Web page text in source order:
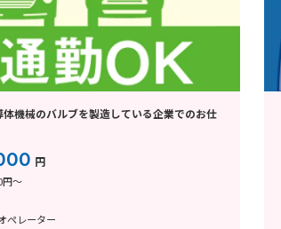
体機械のバルブを製造している企業でのお仕
円
円～
ペレーター